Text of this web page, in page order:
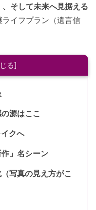
、そして未来へ見据える
ライフプラン（遺言信
源はここ
クへ
」名シーン
写真の見え方がこ